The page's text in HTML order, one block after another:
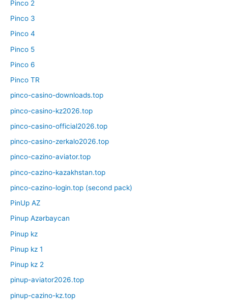
Pinco 2
Pinco 3
Pinco 4
Pinco 5
Pinco 6
Pinco TR
pinco-casino-downloads.top
pinco-casino-kz2026.top
pinco-casino-official2026.top
pinco-casino-zerkalo2026.top
pinco-cazino-aviator.top
pinco-cazino-kazakhstan.top
pinco-cazino-login.top (second pack)
PinUp AZ
Pinup Azərbaycan
Pinup kz
Pinup kz 1
Pinup kz 2
pinup-aviator2026.top
pinup-cazino-kz.top